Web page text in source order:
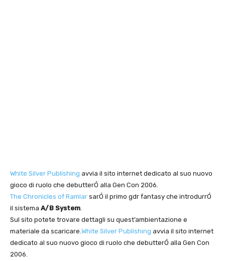
White Silver Publishing avvia il sito internet dedicato al suo nuovo
gioco di ruolo che debutterÓ alla Gen Con 2006.
The Chronicles of Ramlar sarÓ il primo gdr fantasy che introdurrÓ
il sistema A/B System.
Sul sito potete trovare dettagli su quest’ambientazione e
materiale da scaricare.White Silver Publishing avvia il sito internet
dedicato al suo nuovo gioco di ruolo che debutterÓ alla Gen Con
2006.